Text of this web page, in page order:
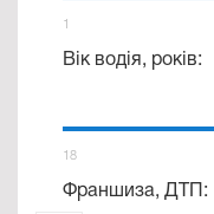
1
Вік водія, років:
18
Франшиза, ДТП: